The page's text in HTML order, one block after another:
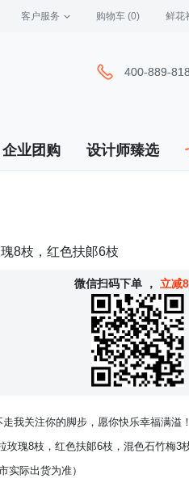
客户服务 购物车 (0) 鲜花
400-889-
400-889-
企业团购 设计师臻选
8枝，红色扶郞6枝
微信扫码下单 ， 立减
我关注你的脚步，愿你快乐幸福满溢！
玫瑰8枝，红色扶郞6枝，混色石竹梅3
实际出货为准）